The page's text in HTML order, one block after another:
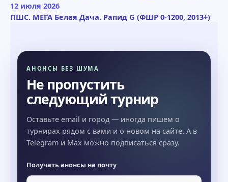
12 июля 2026
ПШС. МЕГА Белая Дача. Рапид G (ФШР 0-1200, 2013+)
АНОНСЫ БЕЗ ШУМА
Не пропустить
следующий турнир
Оставьте email и город — иногда пишем о
турнирах рядом с вами и о новом на сайте. А в
Telegram и Max можно подписаться сразу.
Получать анонсы на почту